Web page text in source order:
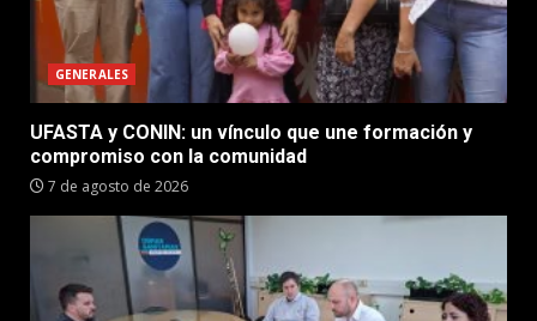
GENERALES
UFASTA y CONIN: un vínculo que une formación y
compromiso con la comunidad
7 de agosto de 2026